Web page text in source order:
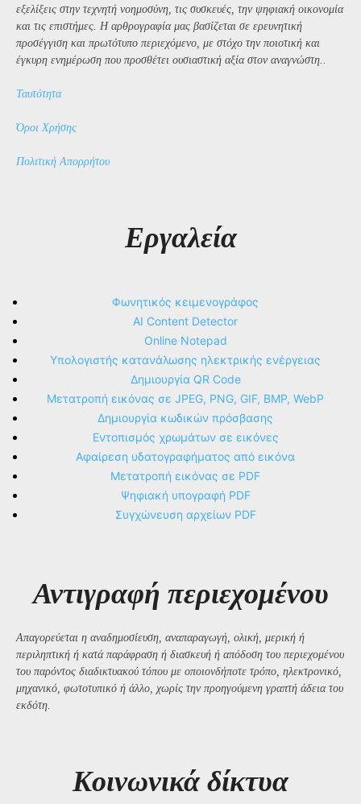
εξελίξεις στην τεχνητή νοημοσύνη, τις συσκευές, την ψηφιακή οικονομία
και τις επιστήμες. Η αρθρογραφία μας βασίζεται σε ερευνητική
προσέγγιση και πρωτότυπο περιεχόμενο, με στόχο την ποιοτική και
έγκυρη ενημέρωση που προσθέτει ουσιαστική αξία στον αναγνώστη..
Ταυτότητα
Όροι Χρήσης
Πολιτική Απορρήτου
Εργαλεία
Φωνητικός κειμενογράφος
AI Content Detector
Online Notepad
Υπολογιστής κατανάλωσης ηλεκτρικής ενέργειας
Δημιουργία QR Code
Μετατροπή εικόνας σε JPEG, PNG, GIF, BMP, WebP
Δημιουργία κωδικών πρόσβασης
Εντοπισμός χρωμάτων σε εικόνες
Αφαίρεση υδατογραφήματος από εικόνα
Μετατροπή εικόνας σε PDF
Ψηφιακή υπογραφή PDF
Συγχώνευση αρχείων PDF
Αντιγραφή περιεχομένου
Απαγορεύεται η αναδημοσίευση, αναπαραγωγή, ολική, μερική ή
περιληπτική ή κατά παράφραση ή διασκευή ή απόδοση του περιεχομένου
του παρόντος διαδικτυακού τόπου με οποιονδήποτε τρόπο, ηλεκτρονικό,
μηχανικό, φωτοτυπικό ή άλλο, χωρίς την προηγούμενη γραπτή άδεια του
εκδότη.
Kοινωνικά δίκτυα